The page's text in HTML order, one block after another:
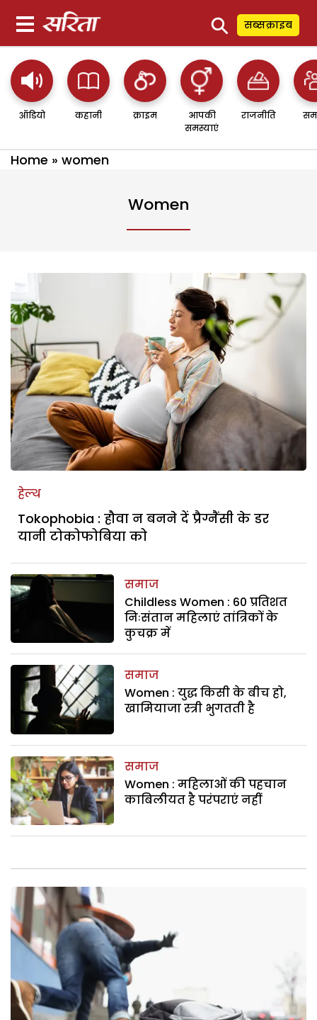
⚲ सब्सक्राइब
ऑडियो कहानी क्राइम
आपकी
समस्याएं
राजनीति
Home » women
Women
हेल्थ
Tokophobia : हौवा न बनने दें प्रैग्नैंसी के डर
यानी टोकोफोबिया को
समाज
Childless Women : 60 प्रतिशत
निःसंतान महिलाएं तांत्रिकों के
कुचक्र में
समाज
Women : युद्ध किसी के बीच हो,
खामियाजा स्त्री भुगतती है
समाज
Women : महिलाओं की पहचान
काबिलीयत है परंपराएं नहीं